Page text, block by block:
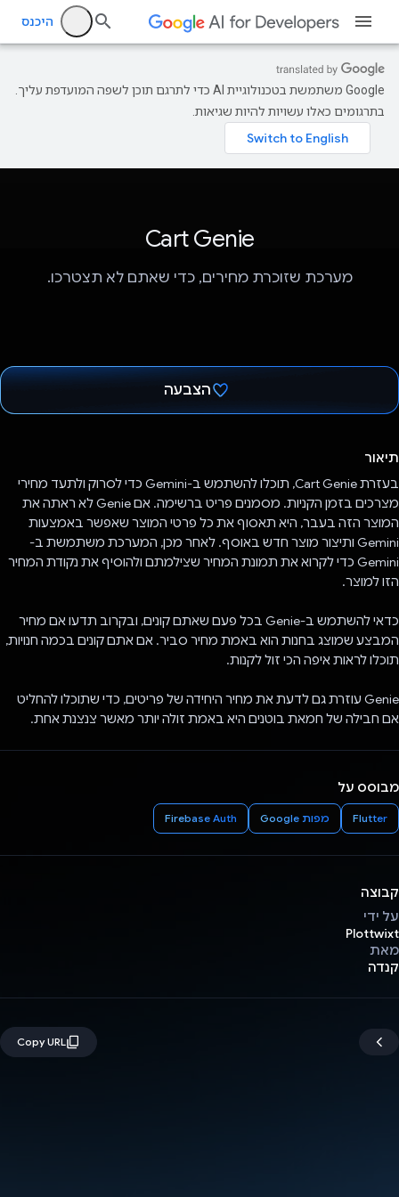
היכנס
‫Google משתמשת בטכנולוגיית AI כדי לתרגם תוכן לשפה המועדפת עליך.
בתרגומים כאלו עשויות להיות שגיאות.
Cart Genie
מערכת שזוכרת מחירים, כדי שאתם לא תצטרכו.
הצבעה
תיאור
בעזרת Cart Genie, תוכלו להשתמש ב-Gemini כדי לסרוק ולתעד מחירי
מצרכים בזמן הקניות. מסמנים פריט ברשימה. אם Genie לא ראתה את
המוצר הזה בעבר, היא תאסוף את כל פרטי המוצר שאפשר באמצעות
Gemini ותיצור מוצר חדש באוסף. לאחר מכן, המערכת משתמשת ב-
Gemini כדי לקרוא את תמונת המחיר שצילמתם ולהוסיף את נקודת המחיר
הזו למוצר.
כדאי להשתמש ב-Genie בכל פעם שאתם קונים, ובקרוב תדעו אם מחיר
המבצע שמוצג בחנות הוא באמת מחיר סביר. אם אתם קונים בכמה חנויות,
תוכלו לראות איפה הכי זול לקנות.
Genie עוזרת גם לדעת את מחיר היחידה של פריטים, כדי שתוכלו להחליט
אם חבילה של חמאת בוטנים היא באמת זולה יותר מאשר צנצנת אחת.
מבוסס על
Flutter מפות Google Firebase Auth
קבוצה
על ידי
Plottwixt
מאת
קנדה